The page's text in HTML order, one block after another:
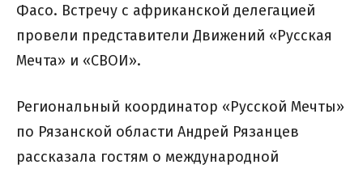
Фасо. Встречу с африканской делегацией
провели представители Движений «Русская
Мечта» и «СВОИ».
Региональный координатор «Русской Мечты»
по Рязанской области Андрей Рязанцев
рассказала гостям о международной